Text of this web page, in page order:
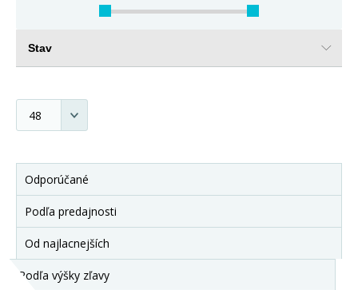
Stav
Odporúčané
Podľa predajnosti
Od najlacnejších
Podľa výšky zľavy